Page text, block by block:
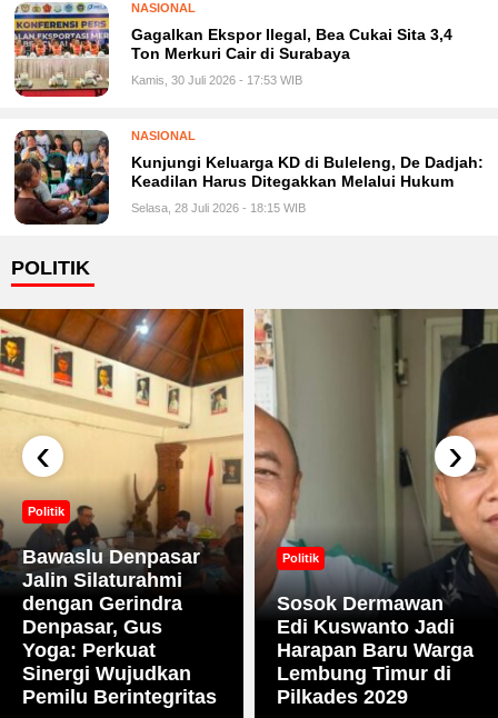
NASIONAL
Gagalkan Ekspor Ilegal, Bea Cukai Sita 3,4
Ton Merkuri Cair di Surabaya
Kamis, 30 Juli 2026 - 17:53 WIB
NASIONAL
Kunjungi Keluarga KD di Buleleng, De Dadjah:
Keadilan Harus Ditegakkan Melalui Hukum
Selasa, 28 Juli 2026 - 18:15 WIB
POLITIK
Politik
Bawaslu Denpasar
Jalin Silaturahmi
dengan Gerindra
Denpasar, Gus
Yoga: Perkuat
Sinergi Wujudkan
Pemilu Berintegritas
Politik
Sosok Dermawan
Edi Kuswanto Jadi
Harapan Baru Warga
Lembung Timur di
Pilkades 2029
‹ ›